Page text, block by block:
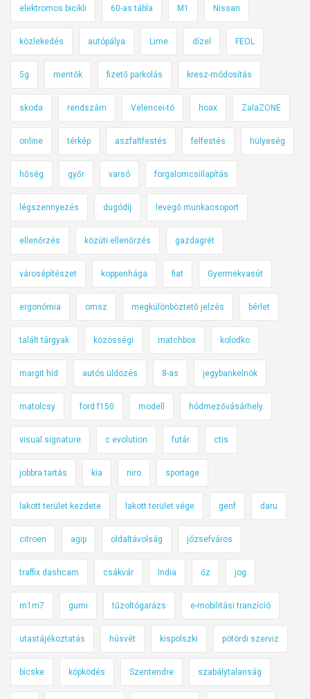
p
m
n
a
t
ú
f
o
r
m
á
t
u
b
n
elektromos bicikli 60-as tábla M1 Nissan
közlekedés autópálya Lime dízel FEOL
5g mentők fizető parkolás kresz-módosítás
skoda rendszám Velencei-tó hoax ZalaZONE
online térkép aszfaltfestés felfestés hülyeség
hőség győr varsó forgalomcsillapítás
légszennyezés dugódíj levegő munkacsoport
ellenőrzés közúti ellenőrzés gazdagrét
városépítészet koppenhága fiat Gyermekvasút
ergonómia omsz megkülönböztető jelzés bérlet
talált tárgyak közösségi matchbox kolodko
margit híd autós üldözés 8-as jegybankelnök
matolcsy ford f150 modell hódmezővásárhely
visual signature c evolution futár ctis
jobbra tartás kia niro sportage
lakott terület kezdete lakott terület vége genf daru
citroen agip oldaltávolság józsefváros
traffix dashcam csákvár India őz jog
m1m7 gumi tűzoltógarázs e-mobilitási tranzíció
utastájékoztatás húsvét kispolszki pötördi szerviz
bicske köpködés Szentendre szabálytalanság